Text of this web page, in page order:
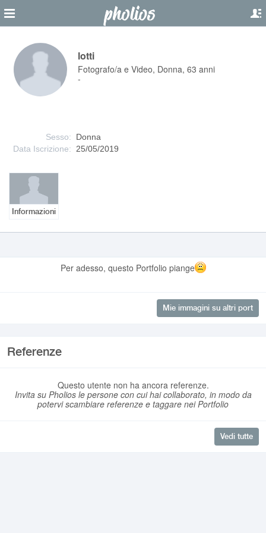
lotti
Fotografo/a e Video, Donna, 63 anni
-
Sesso:
Donna
Data Iscrizione:
25/05/2019
Informazioni
Per adesso, questo Portfolio piange
Mie immagini su altri port
Referenze
Questo utente non ha ancora referenze.
Invita su Pholios le persone con cui hai collaborato, in modo da
potervi scambiare referenze e taggare nei Portfolio
Vedi tutte